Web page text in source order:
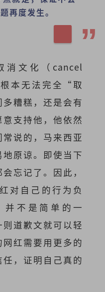
再度发生。
消文化（cancel
本无法完全“取
糟糕，还是会有
支持他，他依然
说的，马来西亚
原谅。即使当下
忘记了。因此，
对自己的行为负
并不是简单的一
道歉文就可以轻
红需要用更多的
，证明自己真的